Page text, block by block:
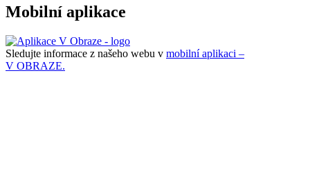
Mobilní aplikace
Sledujte informace z našeho webu v mobilní aplikaci –
V OBRAZE.